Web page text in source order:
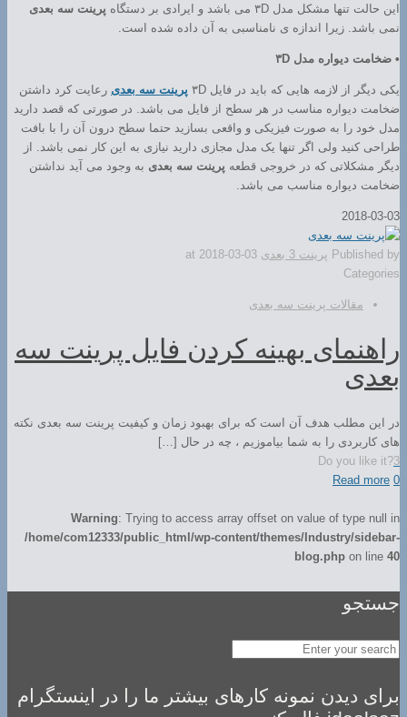
این حالت تنها مشکل مدل ۳D می باشد و ایرادی بر دستگاه
پرینت سه بعدی
نمی باشد. زیرا اندازه ی نامناسبی به آن داده شده است.
• ضخامت دیواره مدل ۳D
یکی دیگر از لازمه هایی که باید در فایل ۳D پرینت سه بعدی رعایت کرد داشتن
ضخامت دیواره مناسب در هر سطح از فایل می باشد. در صورتی که قصد دارید
مدل خود را به صورت فیزیکی و واقعی بسازید حتما سطح درون آن را با بافت
طراحی کنید ولی اگر تنها یک مدل مجازی دارید نیازی به این کار نمی باشد. از
دیگر مشکلاتی که در خروجی قطعه پرینت سه بعدی به وجود می آید نداشتن
ضخامت دیواره مناسب می باشد.
2018-03-03
Published by پرینت 3 بعدی at 2018-03-03
Categories
مقالات پرینت سه بعدی
راهنمای بهینه کردن فایل پرینت سه
بعدی
در این مطلب هدف آن است که برای بهبود زمان و کیفیت پرینت سه بعدی نکته
های کاربردی را به شما بیاموزیم ، چه در حال […]
Do you like it?3
0
Read more
Warning: Trying to access array offset on value of type null in
/home/com12333/public_html/wp-content/themes/Industry/sidebar-
blog.php on line 40
جستجو
برای دیدن نمونه کارهای بیشتر ما را در اینستگرام